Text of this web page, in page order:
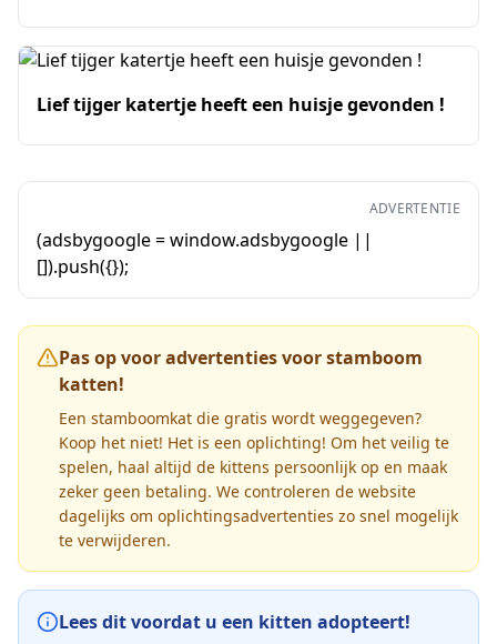
Lief tijger katertje heeft een huisje gevonden !
ADVERTENTIE
(adsbygoogle = window.adsbygoogle ||
[]).push({});
Pas op voor advertenties voor stamboom
katten!
Een stamboomkat die gratis wordt weggegeven?
Koop het niet! Het is een oplichting! Om het veilig te
spelen, haal altijd de kittens persoonlijk op en maak
zeker geen betaling. We controleren de website
dagelijks om oplichtingsadvertenties zo snel mogelijk
te verwijderen.
Lees dit voordat u een kitten adopteert!